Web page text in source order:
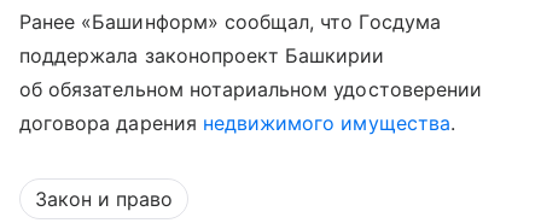
Ранее «Башинформ» сообщал, что Госдума
поддержала законопроект Башкирии
об обязательном нотариальном удостоверении
договора дарения недвижимого имущества.
Закон и право